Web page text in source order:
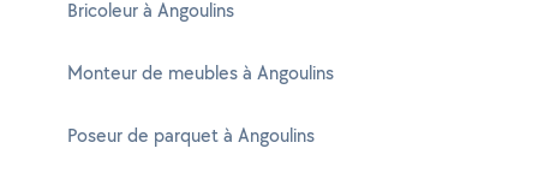
Bricoleur à Angoulins
Monteur de meubles à Angoulins
Poseur de parquet à Angoulins